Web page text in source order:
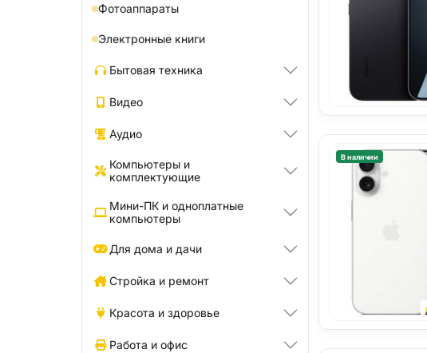
Фотоаппараты
Электронные книги
Бытовая техника
Видео
Аудио
Компьютеры и
комплектующие
Мини-ПК и одноплатные
компьютеры
Для дома и дачи
Стройка и ремонт
Красота и здоровье
Работа и офис
В наличии